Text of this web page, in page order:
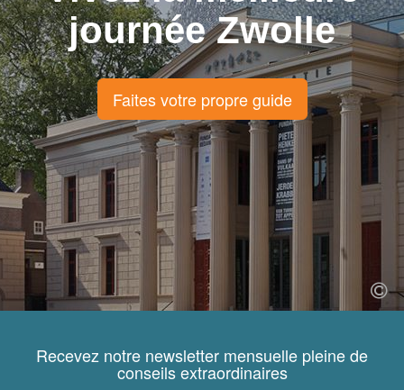
journée Zwolle
Faites votre propre guide
Recevez notre newsletter mensuelle pleine de
conseils extraordinaires